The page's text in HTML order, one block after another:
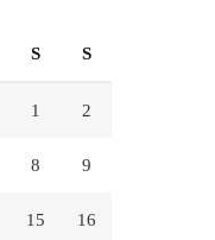
S S
1 2
8 9
15 16